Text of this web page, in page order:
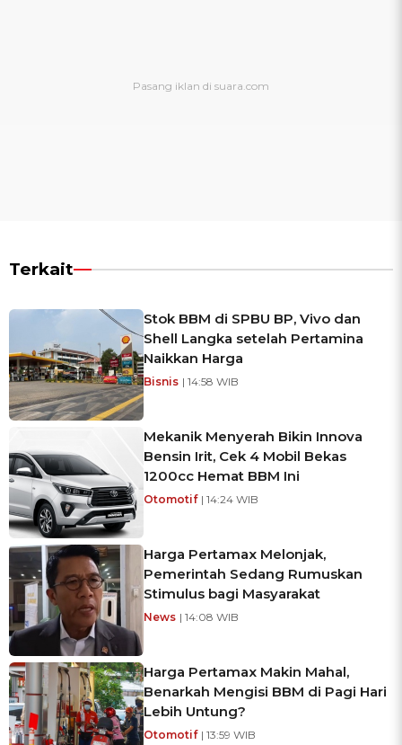
Terkait
Stok BBM di SPBU BP, Vivo dan
Shell Langka setelah Pertamina
Naikkan Harga
Bisnis | 14:58 WIB
Mekanik Menyerah Bikin Innova
Bensin Irit, Cek 4 Mobil Bekas
1200cc Hemat BBM Ini
Otomotif | 14:24 WIB
Harga Pertamax Melonjak,
Pemerintah Sedang Rumuskan
Stimulus bagi Masyarakat
News | 14:08 WIB
Harga Pertamax Makin Mahal,
Benarkah Mengisi BBM di Pagi Hari
Lebih Untung?
Otomotif | 13:59 WIB